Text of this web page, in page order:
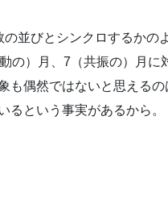
並びとシンクロするかの
の）月、7（共振の）月に
も偶然ではないと思える
るという事実があるから。